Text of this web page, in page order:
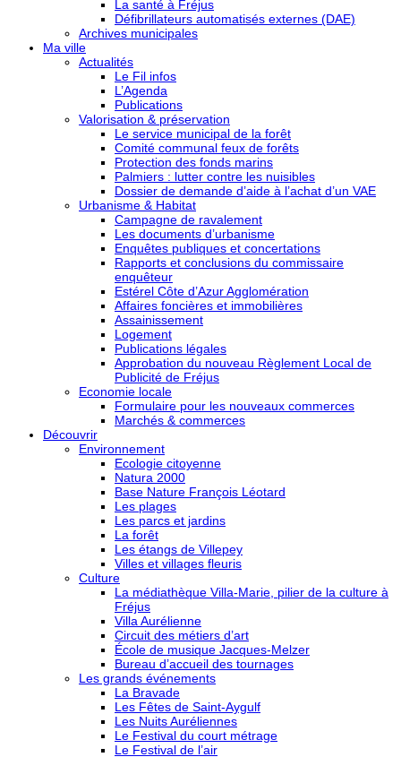
La santé à Fréjus
Défibrillateurs automatisés externes (DAE)
Archives municipales
Ma ville
Actualités
Le Fil infos
L’Agenda
Publications
Valorisation & préservation
Le service municipal de la forêt
Comité communal feux de forêts
Protection des fonds marins
Palmiers : lutter contre les nuisibles
Dossier de demande d’aide à l’achat d’un VAE
Urbanisme & Habitat
Campagne de ravalement
Les documents d’urbanisme
Enquêtes publiques et concertations
Rapports et conclusions du commissaire
enquêteur
Estérel Côte d’Azur Agglomération
Affaires foncières et immobilières
Assainissement
Logement
Publications légales
Approbation du nouveau Règlement Local de
Publicité de Fréjus
Economie locale
Formulaire pour les nouveaux commerces
Marchés & commerces
Découvrir
Environnement
Ecologie citoyenne
Natura 2000
Base Nature François Léotard
Les plages
Les parcs et jardins
La forêt
Les étangs de Villepey
Villes et villages fleuris
Culture
La médiathèque Villa-Marie, pilier de la culture à
Fréjus
Villa Aurélienne
Circuit des métiers d’art
École de musique Jacques-Melzer
Bureau d’accueil des tournages
Les grands événements
La Bravade
Les Fêtes de Saint-Aygulf
Les Nuits Auréliennes
Le Festival du court métrage
Le Festival de l’air